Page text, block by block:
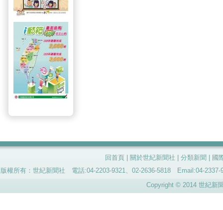
回首頁 關於世紀新聞社 分類新聞
國
版權所有：世紀新聞社 電話:04-2203-9321、02-2636-5818 Email:04-
Copyright © 2014 世紀新